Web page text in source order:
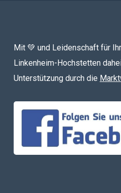
Mit 💚 und Leidenschaft für
Linkenheim-Hochstetten
Unterstützung durch die